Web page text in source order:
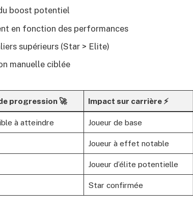
boost potentiel
en fonction des performances
supérieurs (Star > Elite)
manuelle ciblée
progression 🚀 Impact sur carrière ⚡
à atteindre Joueur de base
Joueur à effet notable
Joueur d’élite potentielle
Star confirmée